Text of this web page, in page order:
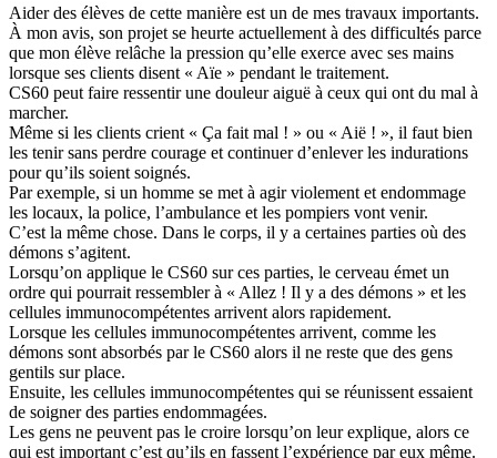
Aider des élèves de cette manière est un de mes travaux importants.
À mon avis, son projet se heurte actuellement à des difficultés parce
que mon élève relâche la pression qu’elle exerce avec ses mains
lorsque ses clients disent « Aïe » pendant le traitement.
CS60 peut faire ressentir une douleur aiguë à ceux qui ont du mal à
marcher.
Même si les clients crient « Ça fait mal ! » ou « Aië ! », il faut bien
les tenir sans perdre courage et continuer d’enlever les indurations
pour qu’ils soient soignés.
Par exemple, si un homme se met à agir violement et endommage
les locaux, la police, l’ambulance et les pompiers vont venir.
C’est la même chose. Dans le corps, il y a certaines parties où des
démons s’agitent.
Lorsqu’on applique le CS60 sur ces parties, le cerveau émet un
ordre qui pourrait ressembler à « Allez ! Il y a des démons » et les
cellules immunocompétentes arrivent alors rapidement.
Lorsque les cellules immunocompétentes arrivent, comme les
démons sont absorbés par le CS60 alors il ne reste que des gens
gentils sur place.
Ensuite, les cellules immunocompétentes qui se réunissent essaient
de soigner des parties endommagées.
Les gens ne peuvent pas le croire lorsqu’on leur explique, alors ce
qui est important c’est qu’ils en fassent l’expérience par eux même.